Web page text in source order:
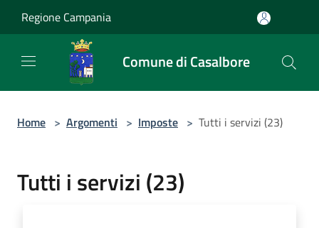
Regione Campania
Comune di Casalbore
Home > Argomenti > Imposte > Tutti i servizi (23)
Tutti i servizi (23)